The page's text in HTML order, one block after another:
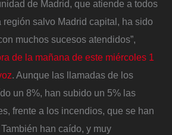
de Madrid, que atiende a todos
salvo Madrid capital, ha sido
muchos sucesos atendidos”,
de la mañana de este miércoles 1
. Aunque las llamadas de los
un 8%, han subido un 5% las
frente a los incendios, que se han
han caído, y muy